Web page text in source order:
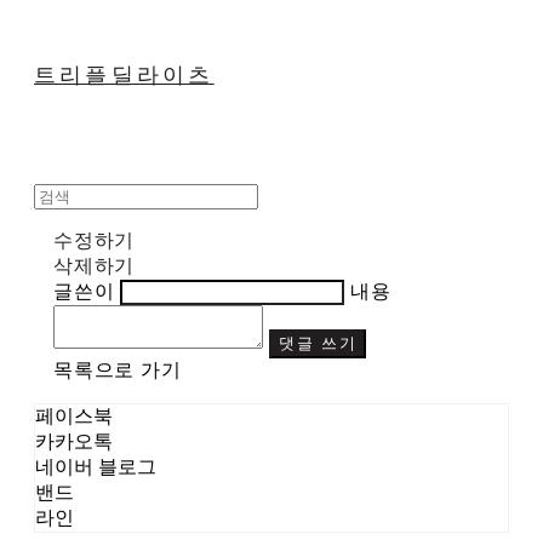
트리플딜라이츠
수정하기
삭제하기
글쓴이
내용
댓글 쓰기
목록으로 가기
페이스북
카카오톡
네이버 블로그
밴드
라인